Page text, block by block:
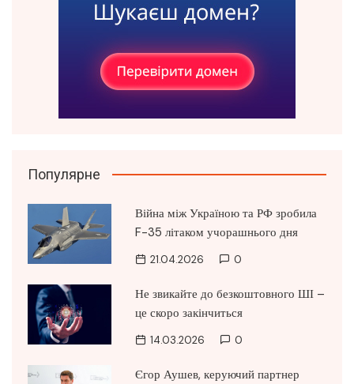
Популярне
Війна між Україною та РФ зробила
F-35 літаком учорашнього дня
21.04.2026 0
Не звикайте до безкоштовного ШІ –
це скоро закінчиться
14.03.2026 0
Єгор Аушев, керуючий партнер